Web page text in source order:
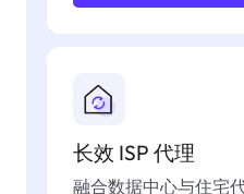
长效 ISP 代理
融合数据中心与住宅